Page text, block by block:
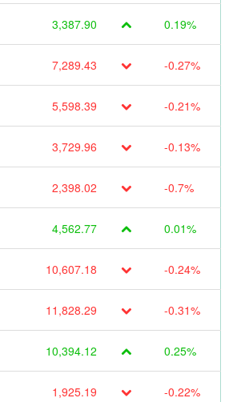
3,387.90 0.19%
7,289.43 -0.27%
5,598.39 -0.21%
3,729.96 -0.13%
2,398.02 -0.7%
4,562.77 0.01%
10,607.18 -0.24%
11,828.29 -0.31%
10,394.12 0.25%
1,925.19 -0.22%